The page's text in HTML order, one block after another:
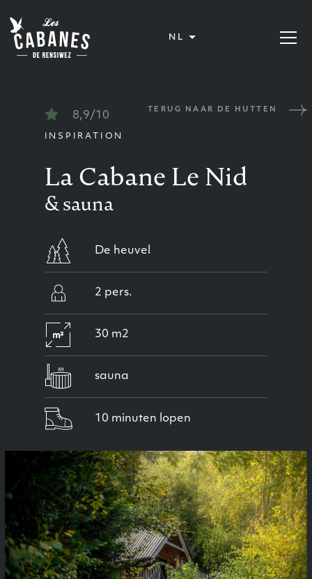
NL Menu
TERUG NAAR DE HUTTEN
8,9/10
INSPIRATION
La Cabane Le Nid
& sauna
De heuvel
2 pers.
30 m2
sauna
10 minuten lopen
Previous Next